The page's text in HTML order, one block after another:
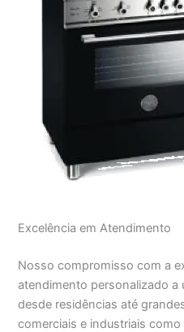
Excelência em Atendimento
Nosso compromisso com a
atendimento personalizado a
desde residências até
comerciais e industriais